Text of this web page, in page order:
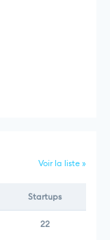
Voir la liste »
Startups
22